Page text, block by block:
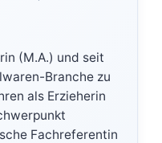
(M.A.) und seit
Branche zu
als Erzieherin
Fachreferentin